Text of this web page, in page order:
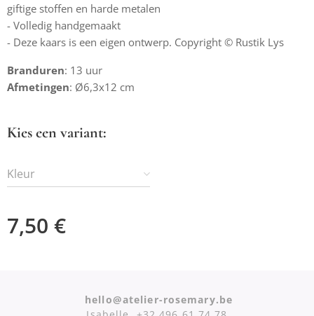
giftige stoffen en harde metalen
- Volledig handgemaakt
- Deze kaars is een eigen ontwerp. Copyright © Rustik Lys
Branduren: 13 uur
Afmetingen: Ø6,3x12 cm
Kies een variant:
Kleur
7,50 €
hello@atelier-rosemary.be